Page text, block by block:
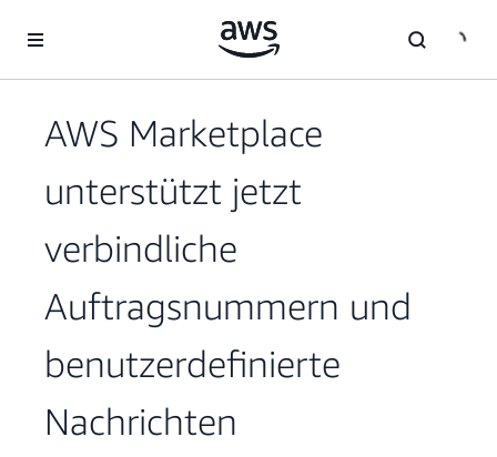
Überspringen zum Hauptinhalt
AWS Marketplace
unterstützt jetzt
verbindliche
Auftragsnummern und
benutzerdefinierte
Nachrichten